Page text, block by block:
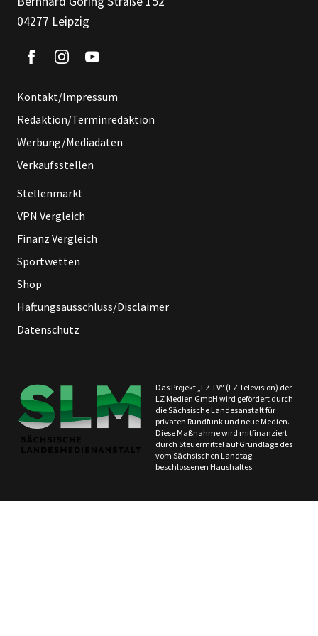
04277 Leipzig
Kontakt/Impressum
Redaktion/Terminredaktion
Werbung/Mediadaten
Verkaufsstellen
Stellenmarkt
VPN Vergleich
Finanz Vergleich
Sportwetten
Shop
Haftungsausschluss/Disclaimer
Datenschutz
Das Projekt „LZ TV“ (LZ Television) der
LZ Medien GmbH wird gefördert durch
die Sächsische Landesanstalt für
privaten Rundfunk und neue Medien.
Diese Maßnahme wird mitfinanziert
durch Steuermittel auf Grundlage des
vom Sächsischen Landtag
beschlossenen Haushaltes.